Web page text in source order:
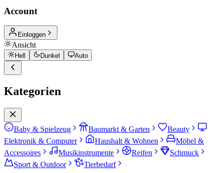
Account
Einloggen
Ansicht
Hell Dunkel Auto
Kategorien
Baby & Spielzeug Baumarkt & Garten
Beauty
Elektronik & Computer
Haushalt & Wohnen
Möbel &
Accessoires
Musikinstrumente Reifen
Schmuck
Sport & Outdoor
Tierbedarf